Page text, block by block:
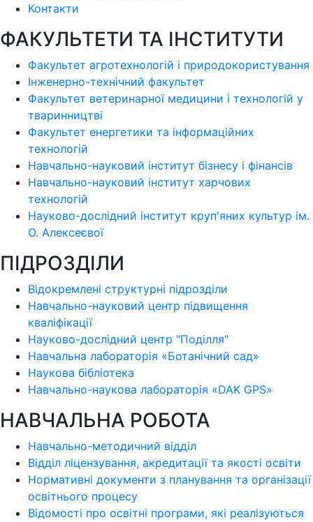
Контакти
ФАКУЛЬТЕТИ ТА ІНСТИТУТИ
Факультет агротехнологій і природокористування
Інженерно-технічний факультет
Факультет ветеринарної медицини і технологій у
тваринництві
Факультет енергетики та інформаційних
технологій
Навчально-науковий інститут бізнесу і фінансів
Навчально-науковий інститут харчових
технологій
Науково-дослідний інститут круп'яних культур ім.
О. Алексеєвої
ПІДРОЗДІЛИ
Відокремлені структурні підрозділи
Навчально-науковий центр підвищення
кваліфікації
Науково-дослідний центр "Поділля"
Навчальна лабораторія «Ботанічний сад»
Наукова бібліотека
Навчально-наукова лабораторія «DAK GPS»
НАВЧАЛЬНА РОБОТА
Навчально-методичний відділ
Відділ ліцензування, акредитації та якості освіти
Нормативні документи з планування та організації
освітнього процесу
Відомості про освітні програми, які реалізуються